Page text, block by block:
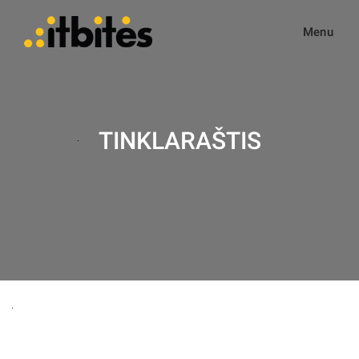
Menu
TINKLARAŠTIS